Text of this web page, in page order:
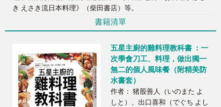
き えさき流日本料理》（柴田書店）等。
書籍清單
五星主廚的雞料理教科書 ：一
次學會刀工、料理，做出獨一
無二的個人風味餐（附精美防
水書套）
作者： 猪股善人（いのまた よ
しと）、出口喜和（でぐち よし